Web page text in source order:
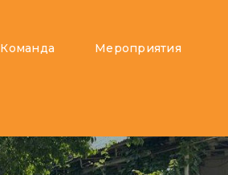
Команда Мероприятия